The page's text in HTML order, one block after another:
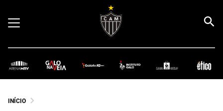
INÍCIO